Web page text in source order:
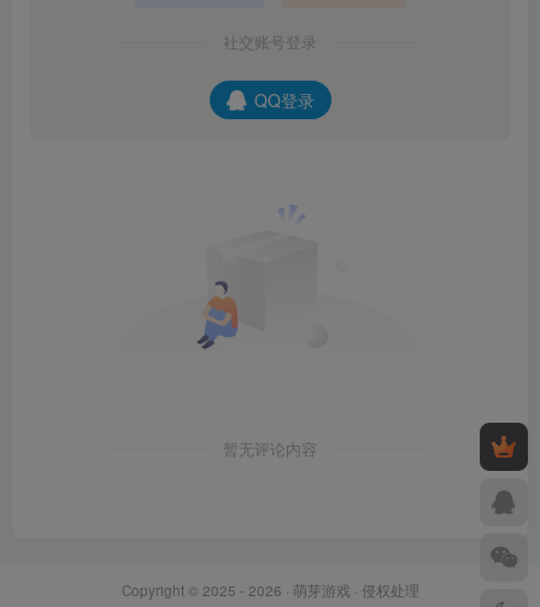
社交账号登录
QQ登录
暂无评论内容
Copyright © 2025 - 2026 · 萌芽游戏 · 侵权处理